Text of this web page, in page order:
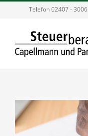
Telefon 02407 - 3006